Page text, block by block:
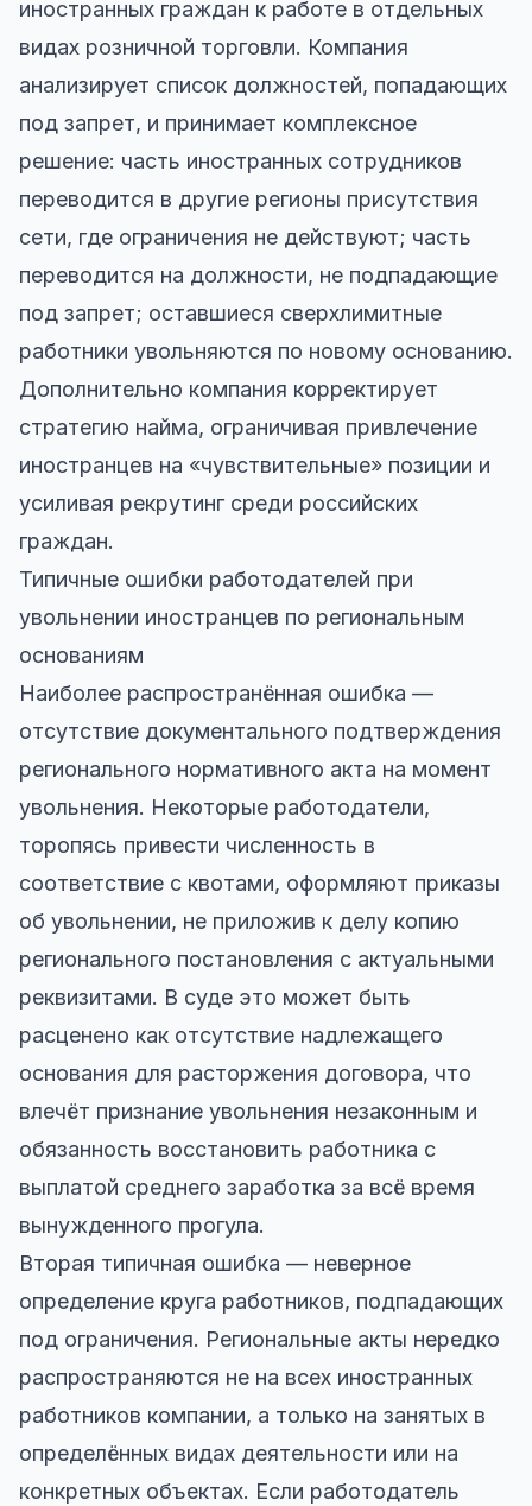
иностранных граждан к работе в отдельных
видах розничной торговли. Компания
анализирует список должностей, попадающих
под запрет, и принимает комплексное
решение: часть иностранных сотрудников
переводится в другие регионы присутствия
сети, где ограничения не действуют; часть
переводится на должности, не подпадающие
под запрет; оставшиеся сверхлимитные
работники увольняются по новому основанию.
Дополнительно компания корректирует
стратегию найма, ограничивая привлечение
иностранцев на «чувствительные» позиции и
усиливая рекрутинг среди российских
граждан.
Типичные ошибки работодателей при
увольнении иностранцев по региональным
основаниям
Наиболее распространённая ошибка —
отсутствие документального подтверждения
регионального нормативного акта на момент
увольнения. Некоторые работодатели,
торопясь привести численность в
соответствие с квотами, оформляют приказы
об увольнении, не приложив к делу копию
регионального постановления с актуальными
реквизитами. В суде это может быть
расценено как отсутствие надлежащего
основания для расторжения договора, что
влечёт признание увольнения незаконным и
обязанность восстановить работника с
выплатой среднего заработка за всё время
вынужденного прогула.
Вторая типичная ошибка — неверное
определение круга работников, подпадающих
под ограничения. Региональные акты нередко
распространяются не на всех иностранных
работников компании, а только на занятых в
определённых видах деятельности или на
конкретных объектах. Если работодатель